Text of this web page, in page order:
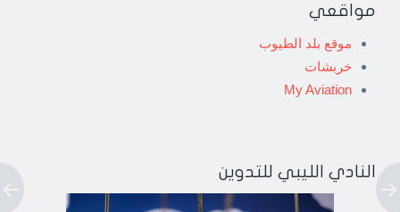
مواقعي
موقع بلد الطيوب
خربشات
My Aviation
النادي الليبي للتدوين